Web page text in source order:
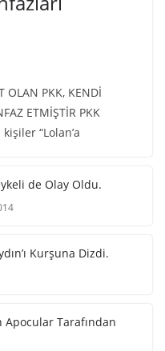
OLAN PKK, KENDİ
ETMİŞTİR PKK
“Lolan’a
de Olay Oldu.
Kurşuna Dizdi.
Apocular Tarafından